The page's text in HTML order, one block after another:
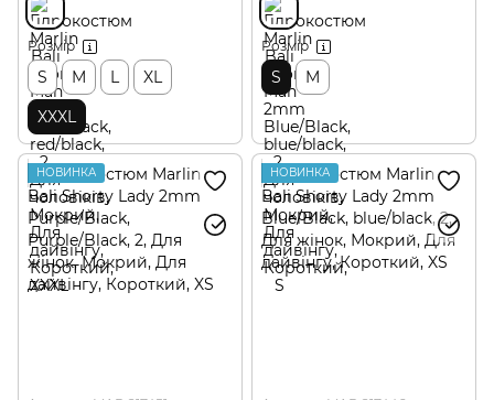
Розмір
S M L
XL
XXXL
Розмір
S M
НОВИНКА НОВИНКА